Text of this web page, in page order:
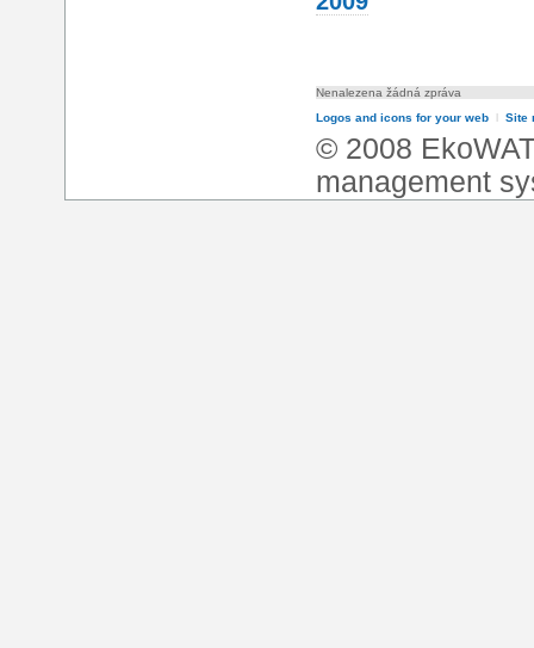
Nenalezena žádná zpráva
Logos and icons for your web
Site
© 2008
management